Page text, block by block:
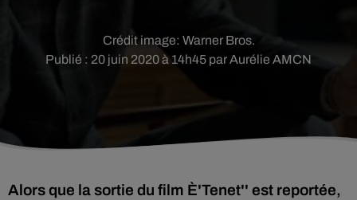
Publié : 20 juin 2020 à 14h45 par Aurélie AMCN
Crédit image: Warner Bros.
Alors que la sortie du film È'Tenet'' est reportée,